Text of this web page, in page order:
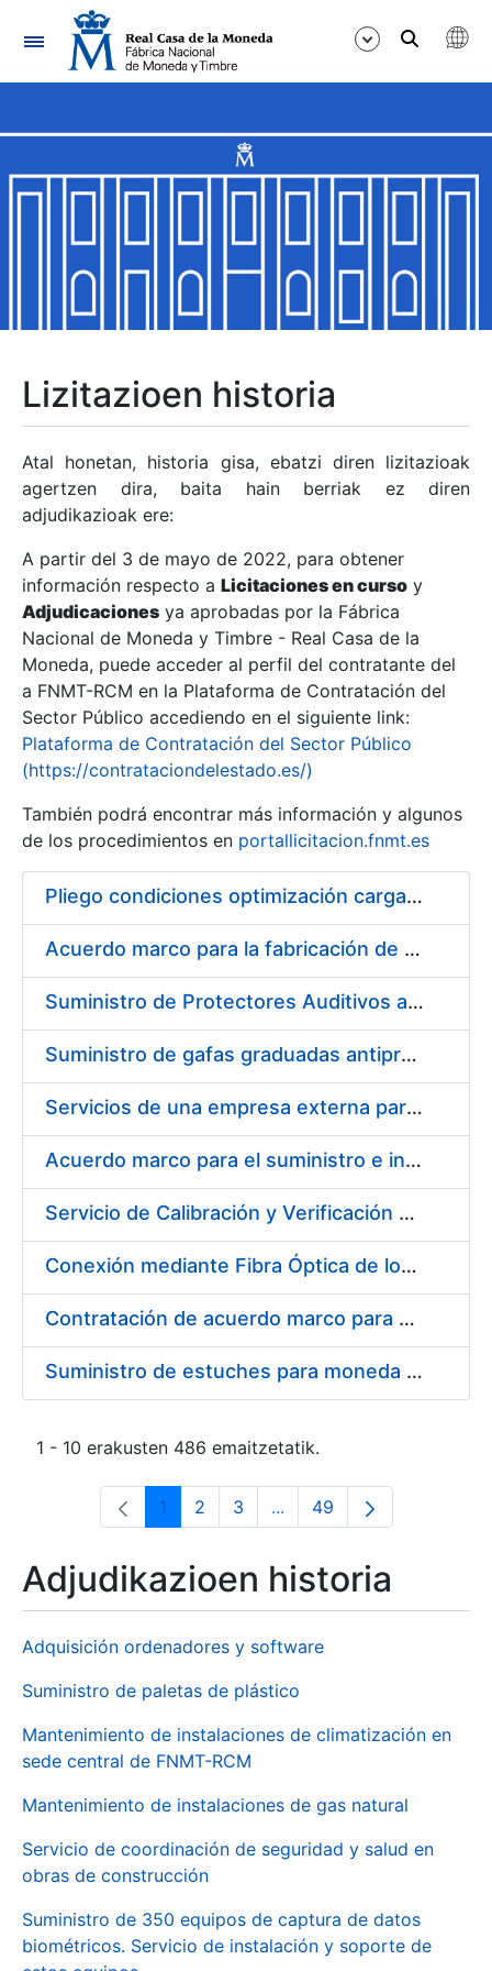
Nabigazioa
Erakutsi/Ezkutatu
Erakutsi/Ezkutatu
Erakutsi/Ezkutatu
Erakutsi/Ezkutatu
Erakutsi/Ezkutatu
Erakutsi/Ezkutatu
Erakutsi/Ezkutatu
Erakutsi/Ezkutatu
Lizitazioen historia
Atal honetan, historia gisa, ebatzi diren lizitazioak
agertzen dira, baita hain berriak ez diren
adjudikazioak ere:
A partir del 3 de mayo de 2022, para obtener
información respecto a Licitaciones en curso y
Adjudicaciones ya aprobadas por la Fábrica
Nacional de Moneda y Timbre - Real Casa de la
Moneda, puede acceder al perfil del contratante del
a FNMT-RCM en la Plataforma de Contratación del
Sector Público accediendo en el siguiente link:
Plataforma de Contratación del Sector Público
(https://contrataciondelestado.es/)
También podrá encontrar más información y algunos
de los procedimientos en portallicitacion.fnmt.es
Pliego condiciones optimización cargas compras firmado
Acuerdo marco para la fabricación de piezas
Suministro de Protectores Auditivos a medida para las personas trabajadoras de los Centros de Trabajo de Madrid y Burgos
Suministro de gafas graduadas antiproyecciones para los trabajadores de la FNMT-RCM en los centros de trabajo de Madrid y Burgos
Servicios de una empresa externa para el asesoramiento y resolución de los recursos de alzada que se presentan relacionados con procesos de selección para la FNMT-RCM
Acuerdo marco para el suministro e instalación de persianas, estores y otros complementos
Servicio de Calibración y Verificación Externa de los Equipos de Medición del Servicio de Prevención de la FNMT-RCM
Conexión mediante Fibra Óptica de los Centros de Proceso de Datos (CPDs) de las sedes de la FNMT-RCM de Burgos y Madrid
Contratación de acuerdo marco para el Suministro de Material de Electricidad para la Fábrica Nacional de Moneda y Timbre-Real Casa de la Moneda en su centro de trabajo de Burgos
Suministro de estuches para moneda de 30 €
1 - 10 erakusten 486 emaitzetatik.
Orrialdea
1 Orrialdea
2 Orrialdea
3 ...Intermediate Pages Use
Orrialdea
49
Adjudikazioen historia
Adquisición ordenadores y software
Suministro de paletas de plástico
Mantenimiento de instalaciones de climatización en
sede central de FNMT-RCM
Mantenimiento de instalaciones de gas natural
Servicio de coordinación de seguridad y salud en
obras de construcción
Suministro de 350 equipos de captura de datos
biométricos. Servicio de instalación y soporte de